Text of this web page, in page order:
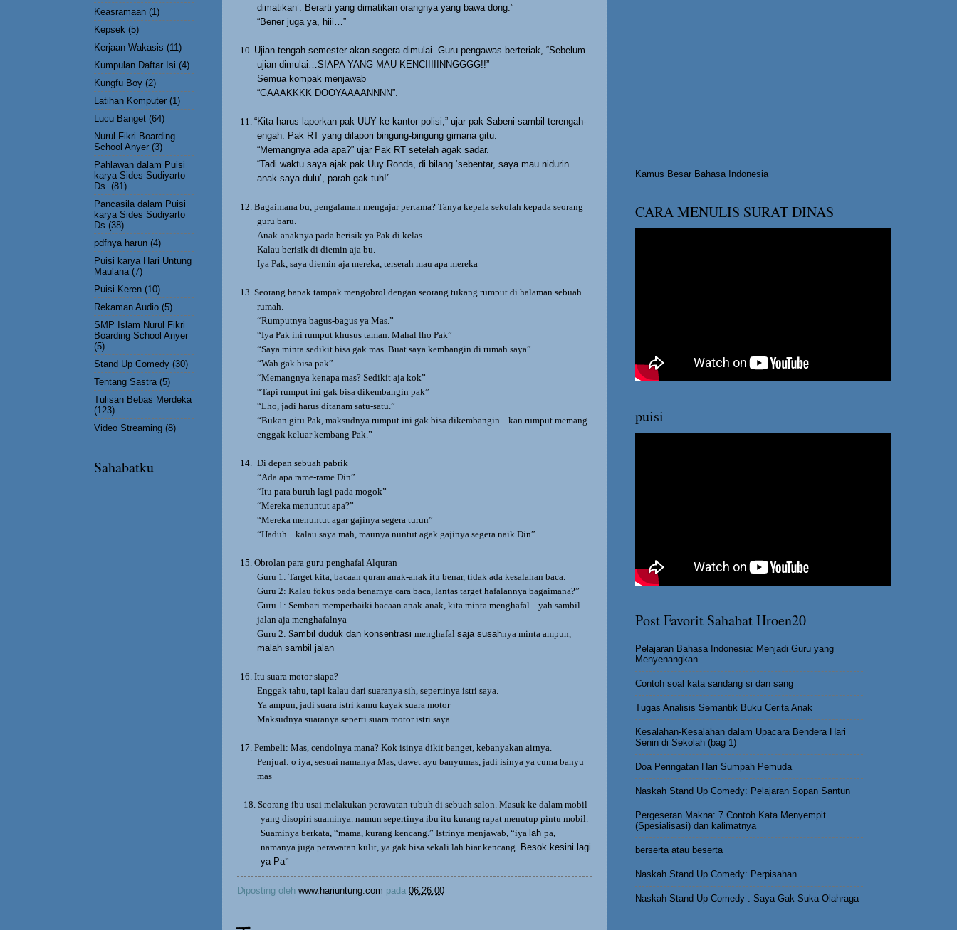
dimatikan’. Berarti yang dimatikan orangnya yang bawa dong.”
“Bener juga ya, hiii…”
10. Ujian tengah semester akan segera dimulai. Guru pengawas berteriak, “Sebelum
ujian dimulai…SIAPA YANG MAU KENCIIIIINNGGGG!!”
Semua kompak menjawab
“GAAAKKKK DOOYAAAANNNN”.
11.
“Kita harus laporkan pak UUY ke kantor polisi,” ujar pak Sabeni sambil terengah-
engah. Pak RT yang dilapori bingung-bingung gimana gitu.
“Memangnya ada apa?” ujar Pak RT setelah agak sadar.
“Tadi waktu saya ajak pak Uuy Ronda, di bilang ‘sebentar, saya mau nidurin
anak saya dulu’, parah gak tuh!”.
12. Bagaimana bu, pengalaman mengajar pertama? Tanya kepala sekolah kepada seorang
guru baru.
Anak-anaknya pada berisik ya Pak di kelas.
Kalau berisik di diemin aja bu.
Iya Pak, saya diemin aja mereka, terserah mau apa mereka
13. Seorang bapak tampak mengobrol dengan seorang tukang rumput di halaman sebuah
rumah.
“Rumputnya bagus-bagus ya Mas.”
“Iya Pak ini rumput khusus taman. Mahal lho Pak”
“Saya minta sedikit bisa gak mas. Buat saya kembangin di rumah saya”
“Wah gak bisa pak”
“Memangnya kenapa mas? Sedikit aja kok”
“Tapi rumput ini gak bisa dikembangin pak”
“Lho, jadi harus ditanam satu-satu.”
“Bukan gitu Pak, maksudnya rumput ini gak bisa dikembangin... kan rumput memang
enggak keluar kembang Pak.”
14.
Di depan sebuah pabrik
“Ada apa rame-rame Din”
“Itu para buruh lagi pada mogok”
“Mereka menuntut apa?”
“Mereka menuntut agar gajinya segera turun”
“Haduh... kalau saya mah, maunya nuntut agak gajinya segera naik Din”
15. Obrolan para guru penghafal Alquran
Guru 1: Target kita, bacaan quran anak-anak itu benar, tidak ada kesalahan baca.
Guru 2: Kalau fokus pada benarnya cara baca, lantas target hafalannya bagaimana?”
Guru 1: Sembari memperbaiki bacaan anak-anak, kita minta menghafal... yah sambil
jalan aja menghafalnya
Guru 2: Sambil duduk dan konsentrasimenghafalsaja susahnya minta ampun,
malah sambil jalan
16. Itu suara motor siapa?
Enggak tahu, tapi kalau dari suaranya sih, sepertinya istri saya.
Ya ampun, jadi suara istri kamu kayak suara motor
Maksudnya suaranya seperti suara motor istri saya
17. Pembeli: Mas, cendolnya mana? Kok isinya dikit banget, kebanyakan airnya.
Penjual: o iya, sesuai namanya Mas, dawet ayu banyumas, jadi isinya ya cuma banyu
mas
18. Seorang ibu usai melakukan perawatan tubuh di sebuah salon. Masuk ke dalam mobil
yang disopiri suaminya. namun sepertinya ibu itu kurang rapat menutup pintu mobil.
Suaminya berkata, “mama, kurang kencang.” Istrinya menjawab, “iya lahpa,
namanya juga perawatan kulit, ya gak bisa sekali lah biar kencang.
Besok kesini lagi
ya Pa”
Diposting oleh www.hariuntung.com pada 06.26.00
Keasramaan (1)
Kepsek (5)
Kerjaan Wakasis (11)
Kumpulan Daftar Isi (4)
Kungfu Boy (2)
Latihan Komputer (1)
Lucu Banget (64)
Nurul Fikri Boarding
School Anyer (3)
Pahlawan dalam Puisi
karya Sides Sudiyarto
Ds. (81)
Pancasila dalam Puisi
karya Sides Sudiyarto
Ds (38)
pdfnya harun (4)
Puisi karya Hari Untung
Maulana (7)
Puisi Keren (10)
Rekaman Audio (5)
SMP Islam Nurul Fikri
Boarding School Anyer
(5)
Stand Up Comedy (30)
Tentang Sastra (5)
Tulisan Bebas Merdeka
(123)
Video Streaming (8)
Sahabatku
Kamus Besar Bahasa Indonesia
CARA MENULIS SURAT DINAS
puisi
Post Favorit Sahabat Hroen20
Pelajaran Bahasa Indonesia: Menjadi Guru yang
Menyenangkan
Contoh soal kata sandang si dan sang
Tugas Analisis Semantik Buku Cerita Anak
Kesalahan-Kesalahan dalam Upacara Bendera Hari
Senin di Sekolah (bag 1)
Doa Peringatan Hari Sumpah Pemuda
Naskah Stand Up Comedy: Pelajaran Sopan Santun
Pergeseran Makna: 7 Contoh Kata Menyempit
(Spesialisasi) dan kalimatnya
berserta atau beserta
Naskah Stand Up Comedy: Perpisahan
Naskah Stand Up Comedy : Saya Gak Suka Olahraga